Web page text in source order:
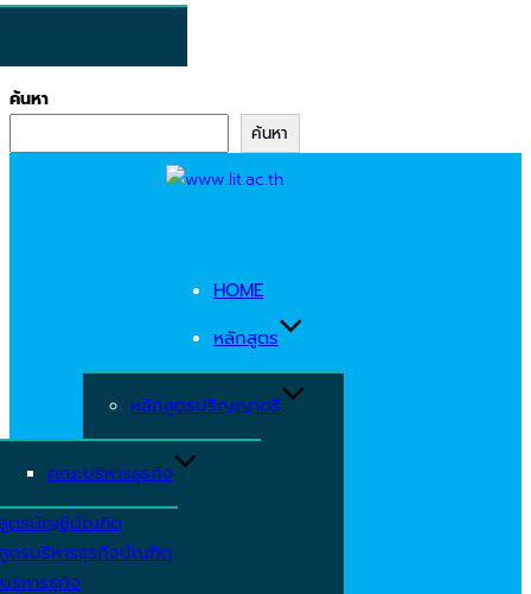
ค้นหา
ค้นหา
HOME
หลักสูตร
หลักสูตรปริญญาตรี
คณะบริหารธุรกิจ
ตรบัญชีบัณฑิต
ตรบริหารธุรกิจบัณฑิต
ริหารธุกิจ